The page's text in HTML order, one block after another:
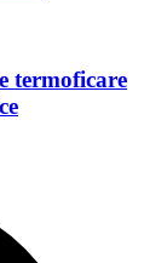
termoficare